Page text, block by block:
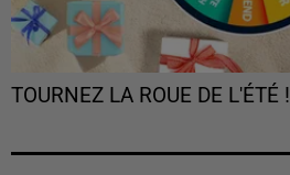
TOURNEZ LA ROUE DE L'ÉTÉ !